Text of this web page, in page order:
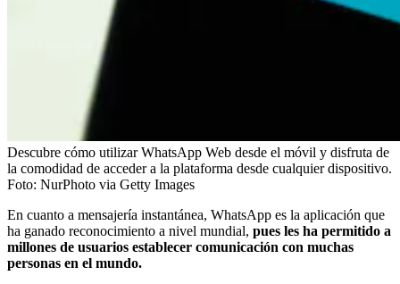
Descubre cómo utilizar WhatsApp Web desde el móvil y disfruta de
la comodidad de acceder a la plataforma desde cualquier dispositivo.
Foto: NurPhoto via Getty Images
En cuanto a mensajería instantánea, WhatsApp es la aplicación que
ha ganado reconocimiento a nivel mundial, pues les ha permitido a
millones de usuarios establecer comunicación con muchas
personas en el mundo.